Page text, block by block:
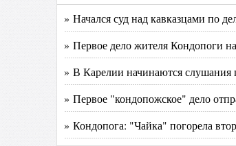
» Начался суд над кавказцами по
» Первое дело жителя Кондопоги
» В Карелии начинаются слушания
» Первое "кондопожское" дело
» Кондопога: "Чайка" погорела